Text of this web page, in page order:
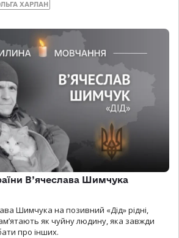
ХАРЛАН
В’ячеслава Шимчука
Шимчука на позивний «Дід» рідні,
як чуйну людину, яка завжди
про інших.